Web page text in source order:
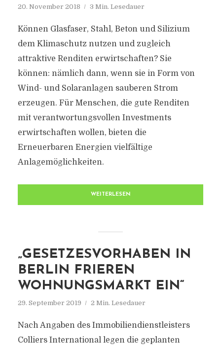
20. November 2018 3 Min. Lesedauer
Können Glasfaser, Stahl, Beton und Silizium
dem Klimaschutz nutzen und zugleich
attraktive Renditen erwirtschaften? Sie
können: nämlich dann, wenn sie in Form von
Wind- und Solaranlagen sauberen Strom
erzeugen. Für Menschen, die gute Renditen
mit verantwortungsvollen Investments
erwirtschaften wollen, bieten die
Erneuerbaren Energien vielfältige
Anlagemöglichkeiten.
WEITERLESEN
„GESETZESVORHABEN IN
BERLIN FRIEREN
WOHNUNGSMARKT EIN“
29. September 2019 2 Min. Lesedauer
Nach Angaben des Immobiliendienstleisters
Colliers International legen die geplanten